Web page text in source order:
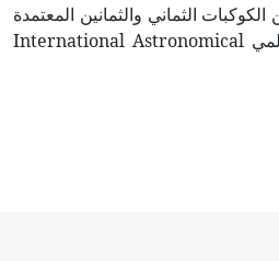
الثماني والثمانين المعتمدة
من قبل الاتحاد الفلكي العالمي International Astronomical